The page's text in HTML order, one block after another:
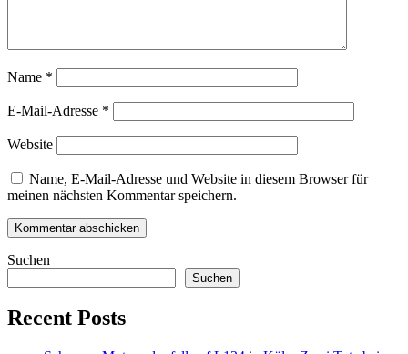
Name *
E-Mail-Adresse *
Website
Name, E-Mail-Adresse und Website in diesem Browser für
meinen nächsten Kommentar speichern.
Suchen
Suchen
Recent Posts